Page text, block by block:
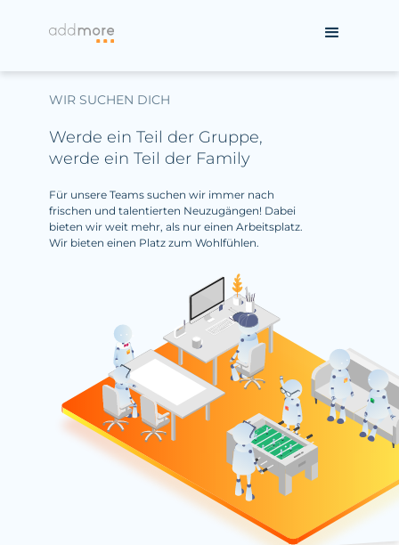
WIR SUCHEN DICH
Werde ein Teil der Gruppe,
werde ein Teil der Family
Für unsere Teams suchen wir immer nach
frischen und talentierten Neuzugängen! Dabei
bieten wir weit mehr, als nur einen Arbeitsplatz.
Wir bieten einen Platz zum Wohlfühlen.